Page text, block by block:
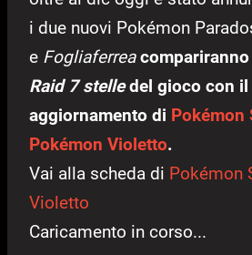
i due nuovi Pokémon
e Fogliaferrea
Raid 7 stelledel gioco con il
aggiornamento di Pokémon
Pokémon Violetto.
Vai alla scheda di Pokémon
Violetto
Caricamento in corso...